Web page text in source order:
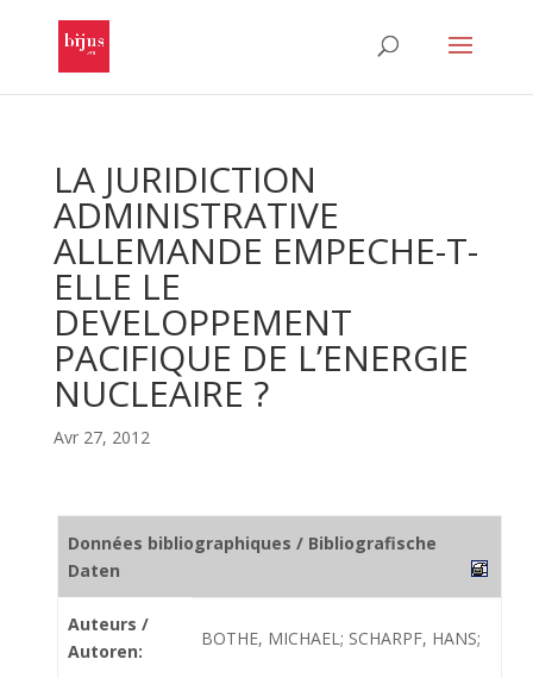
LA JURIDICTION
ADMINISTRATIVE
ALLEMANDE EMPECHE-T-
ELLE LE
DEVELOPPEMENT
PACIFIQUE DE L’ENERGIE
NUCLEAIRE ?
Avr 27, 2012
Données bibliographiques / Bibliografische
Daten
Auteurs /
Autoren:
BOTHE, MICHAEL; SCHARPF, HANS;